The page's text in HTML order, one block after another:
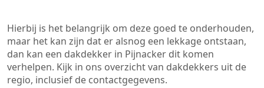
Hierbij is het belangrijk om deze goed te onderhouden,
maar het kan zijn dat er alsnog een lekkage ontstaan,
dan kan een dakdekker in Pijnacker dit komen
verhelpen. Kijk in ons overzicht van dakdekkers uit de
regio, inclusief de contactgegevens.